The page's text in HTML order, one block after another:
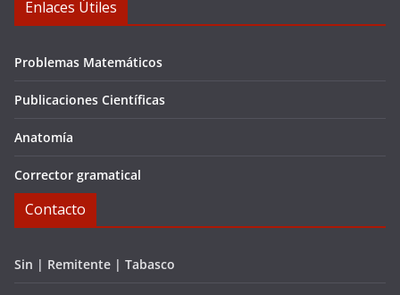
Enlaces Útiles
Problemas Matemáticos
Publicaciones Científicas
Anatomía
Corrector gramatical
Contacto
Sin | Remitente | Tabasco